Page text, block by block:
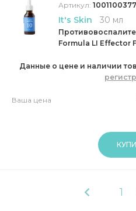
Артикул: 1001100377
It's Skin 30 мл
Formula LI Effector
Данные о цене и наличии
Ваша цена
1